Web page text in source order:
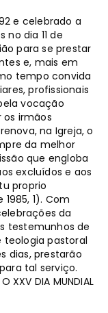
e celebrado a
dia 11 de
para se prestar
e, mais em
tempo convida
profissionais
vocação
irmãos
na Igreja, o
da melhor
que engloba
excluídos e aos
proprio
1). Com
da
testemunhos de
teologia pastoral
dias, prestarão
tal serviço.
XXV DIA MUNDIAL